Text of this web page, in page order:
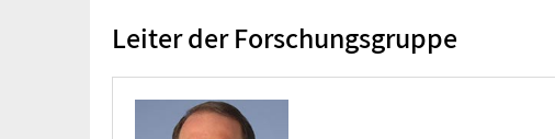
Leiter der Forschungsgruppe